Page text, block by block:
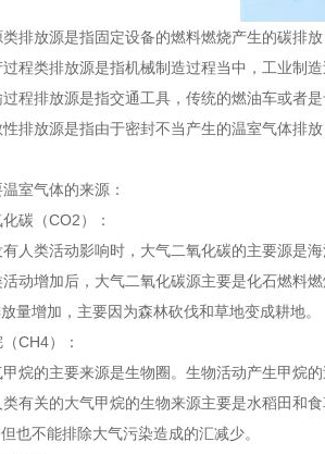
排放源是指固定设备的燃料燃烧产生的碳排放
程类排放源是指机械制造过程当中，工业制造
程排放源是指交通工具，传统的燃油车或者是
排放源是指由于密封不当产生的温室气体排
室气体的来源：
碳（CO2）：
人类活动影响时，大气二氧化碳的主要源是海
动增加后，大气二氧化碳源主要是化石燃料
量增加，主要因为森林砍伐和草地变成耕地。
CH4）：
烷的主要来源是生物圈。生物活动产生甲烷的
有关的大气甲烷的生物来源主要是水稻田和
也不能排除大气污染造成的汇减少。